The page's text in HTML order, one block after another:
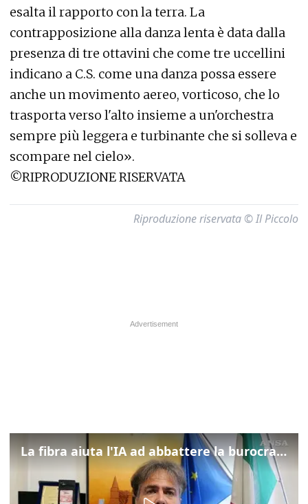
esalta il rapporto con la terra. La
contrapposizione alla danza lenta è data dalla
presenza di tre ottavini che come tre uccellini
indicano a C.S. come una danza possa essere
anche un movimento aereo, vorticoso, che lo
trasporta verso l'alto insieme a un'orchestra
sempre più leggera e turbinante che si solleva e
scompare nel cielo».
©RIPRODUZIONE RISERVATA
Riproduzione riservata © Il Piccolo
La fibra aiuta l'IA ad abbattere la burocrazia, progetto pilota in Veneto